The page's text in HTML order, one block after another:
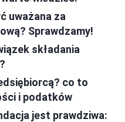
uważana za
Sprawdzamy!
składania
co to
i podatków
jest prawdziwa: